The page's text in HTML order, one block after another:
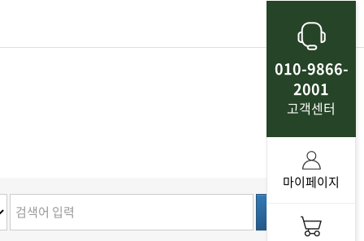
검색
010-9866-
2001
고객센터
마이페이지